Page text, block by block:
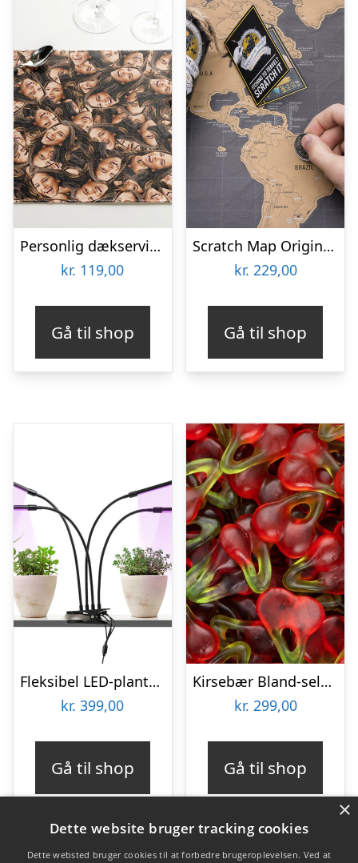
Personlig dækserviet med Billede – Multiface
kr. 119,00
Gå til shop
Scratch Map Original Deluxe
kr. 229,00
Gå til shop
Fleksibel LED-plantelampe – KitchPro
kr. 399,00
Gå til shop
Kirsebær Bland-selv slik i kasser 2,4 kg
kr. 299,00
Gå til shop
×
Dette website bruger tracking cookies
Dette websted bruger cookies til at forbedre brugeroplevelsen. Ved at